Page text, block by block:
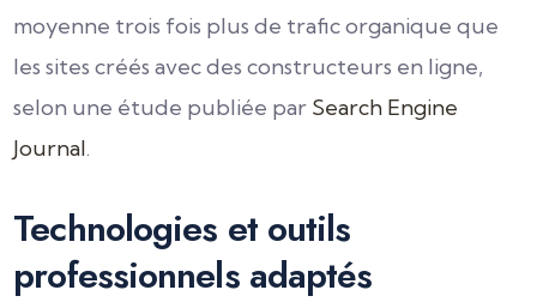
moyenne trois fois plus de trafic organique que
les sites créés avec des constructeurs en ligne,
selon une étude publiée par Search Engine
Journal.
Technologies et outils
professionnels adaptés